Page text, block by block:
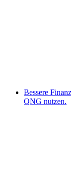
Bessere
QNG nutzen.